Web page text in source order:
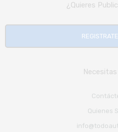
¿Quieres
Quienes